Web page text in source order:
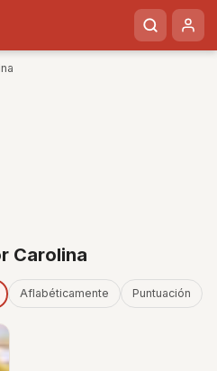
Carolina
Aflabéticamente Puntuación